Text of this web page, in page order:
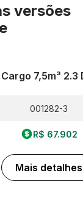
versões
Cargo 7,5m³ 2.3
001282-3
R$ 67.902
Mais detalhes